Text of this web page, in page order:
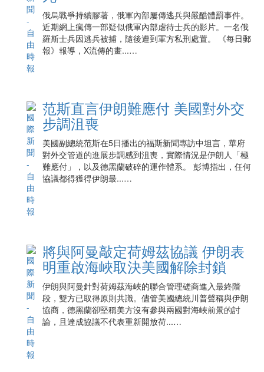
俄烏戰爭持續膠著，俄軍內部屢傳逃兵與嚴酷體罰事件。
近期網上瘋傳一部疑似俄軍內部虐待士兵的影片。一名俄
羅斯士兵因逃兵被捕，隨後遭到軍方私刑處置。 《每日郵
報》報導，X流傳的畫...…
范斯直言伊朗難應付 美國對外交
步調沮喪
美國副總統范斯在5日播出的福斯新聞專訪中坦言，華府
對外交管道的進展步調感到沮喪，實際情況是伊朗人「極
難應付」，以及德黑蘭破碎的運作體系。 彭博指出，任何
協議都得獲得伊朗最...…
將與阿曼敲定荷姆茲協議 伊朗表
明重啟海峽取決美國解除封鎖
伊朗與阿曼針對荷姆茲海峽的聯合管理磋商進入最終階
段，雙方已取得原則共識。儘管美國總統川普聲稱與伊朗
協商，德黑蘭卻堅稱美方沒有參與兩國對海峽前景的討
論，且達成協議不代表重新開放荷...…